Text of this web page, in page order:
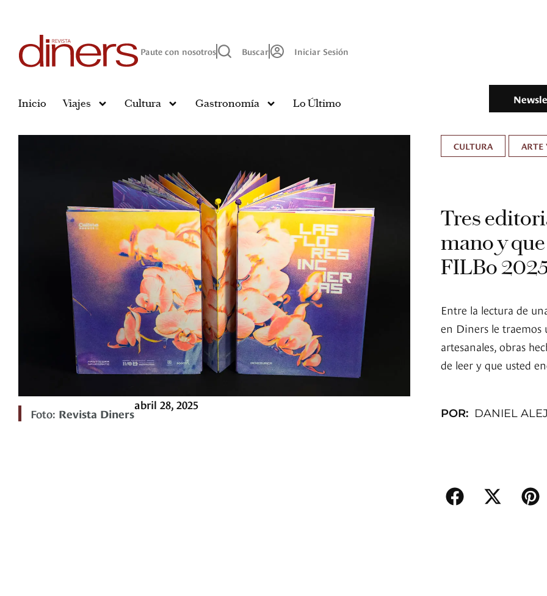
Paute con nosotros Buscar Iniciar Sesión
Inicio Viajes Cultura Gastronomía Lo Último
Foto: Revista Diners
abril 28, 2025
CULTURA ARTE
Tres
mano y
FILBo
Entre la lectura de
en Diners le traemos
artesanales, obras
de leer y que usted
POR: DANIEL